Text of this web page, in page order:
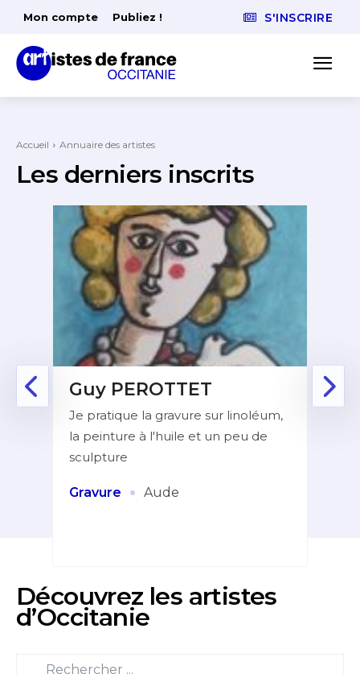
Mon compte Publiez ! S'INSCRIRE
Accueil Annuaire des artistes
Les derniers inscrits
Guy PEROTTET
Je pratique la gravure sur linoléum,
la peinture à l'huile et un peu de
sculpture
Gravure · Aude
Découvrez les artistes
d’Occitanie